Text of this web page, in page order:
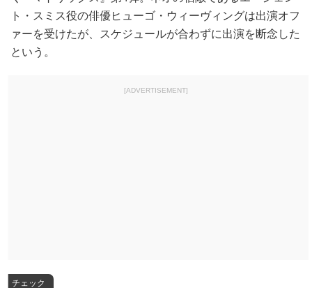
ト・スミス役の俳優ヒューゴ・ウィーヴィングは出演オフ
ァーを受けたが、スケジュールが合わずに出演を断念した
という。
[ADVERTISEMENT]
チェック